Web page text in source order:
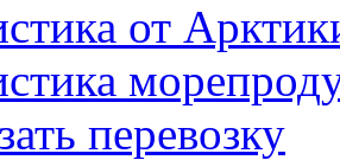
от
перевозку